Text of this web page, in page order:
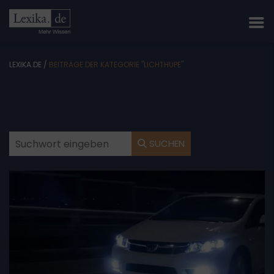
LEXIKA.DE / BEITRÄGE DER KATEGORIE "LICHTHUPE"
SUCHEN